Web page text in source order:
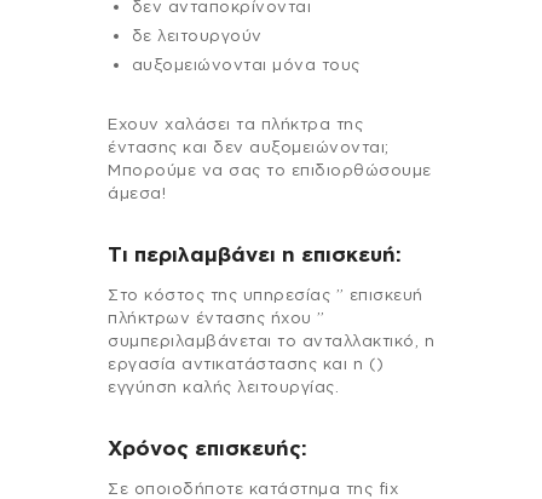
δεν ανταποκρίνονται
δε λειτουργούν
αυξομειώνονται μόνα τους
Εχουν χαλάσει τα πλήκτρα της
έντασης και δεν αυξομειώνονται;
Μπορούμε να σας το επιδιορθώσουμε
άμεσα!
Τι περιλαμβάνει η επισκευή:
Στo κόστος της υπηρεσίας ” επισκευή
πλήκτρων έντασης ήχου ”
συμπεριλαμβάνεται το ανταλλακτικό, η
εργασία αντικατάστασης και η ()
εγγύηση καλής λειτουργίας.
Χρόνος επισκευής:
Σε οποιοδήποτε κατάστημα της fix